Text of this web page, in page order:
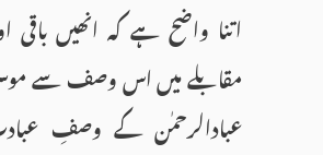
اتنا واضح ہے کہ انھیں
مقابلے میں اس وصف سے
عبادالرحمٰن کے وصفِ